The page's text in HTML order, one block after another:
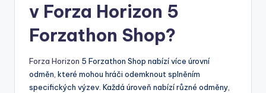
v Forza Horizon 5
Forzathon Shop?
Forza Horizon 5 Forzathon Shop nabízí více úrovní
odměn, které mohou hráči odemknout splněním
specifických výzev. Každá úroveň nabízí různé odměny,